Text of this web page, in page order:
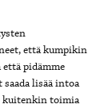
että kumpikin
pidämme
lisää intoa
kuitenkin toimia